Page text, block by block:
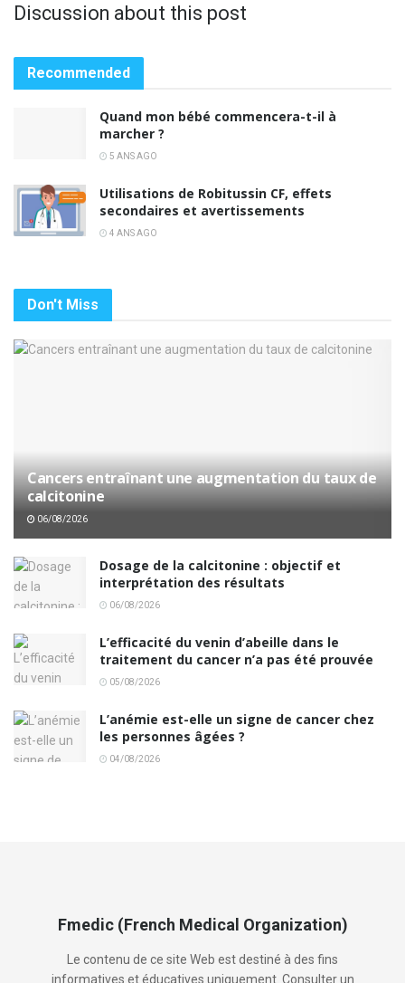
Discussion about this post
Recommended
Quand mon bébé commencera-t-il à
marcher ?
5 ANS AGO
Utilisations de Robitussin CF, effets
secondaires et avertissements
4 ANS AGO
Don't Miss
Cancers entraînant une augmentation du taux de
calcitonine
06/08/2026
Dosage de la calcitonine : objectif et
interprétation des résultats
06/08/2026
L’efficacité du venin d’abeille dans le
traitement du cancer n’a pas été prouvée
05/08/2026
L’anémie est-elle un signe de cancer chez
les personnes âgées ?
04/08/2026
Fmedic (French Medical Organization)
Le contenu de ce site Web est destiné à des fins
informatives et éducatives uniquement. Consulter un